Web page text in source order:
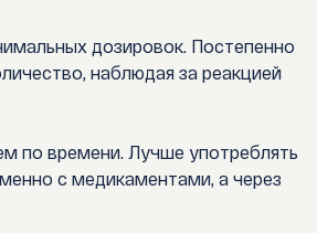
дозировок. Постепенно
наблюдая за реакцией
по времени. Лучше употреблять
с медикаментами, а через